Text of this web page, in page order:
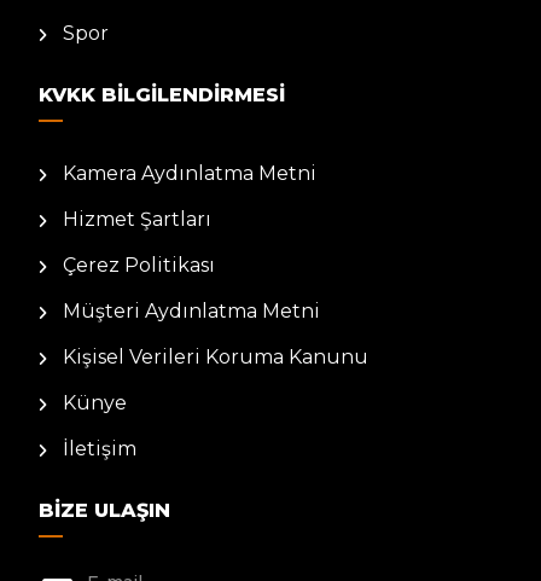
Spor
KVKK BILGILENDIRMESI
Kamera Aydınlatma Metni
Hizmet Şartları
Çerez Politikası
Müşteri Aydınlatma Metni
Kişisel Verileri Koruma Kanunu
Künye
İletişim
BIZE ULAŞIN